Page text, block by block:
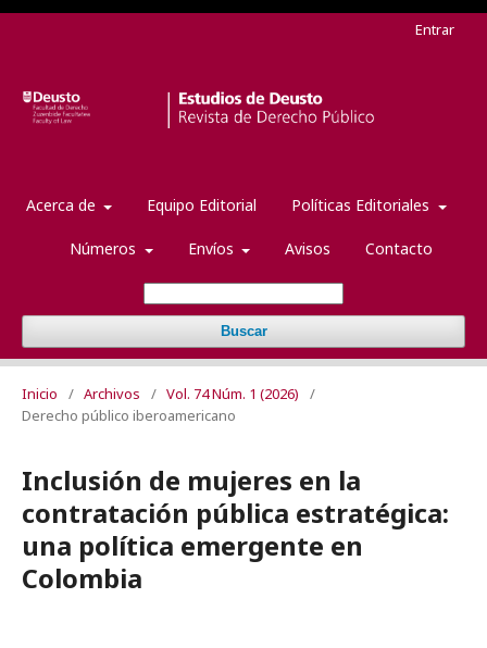
Acerca de Equipo Editorial Políticas Editoriales
Números Envíos Avisos Contacto
Buscar
Entrar
Inicio / Archivos / Vol. 74 Núm. 1 (2026)
/
Derecho público iberoamericano
Inclusión de mujeres en la
contratación pública estratégica:
una política emergente en
Colombia